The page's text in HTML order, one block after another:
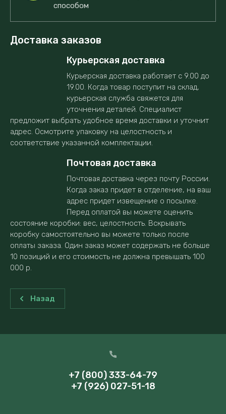
способом
Доставка заказов
Курьерская доставка
Курьерская доставка работает с 9.00 до
19.00. Когда товар поступит на склад,
курьерская служба свяжется для
уточнения деталей. Специалист
предложит выбрать удобное время доставки и уточнит
адрес. Осмотрите упаковку на целостность и
соответствие указанной комплектации.
Почтовая доставка
Почтовая доставка через почту России.
Когда заказ придет в отделение, на ваш
адрес придет извещение о посылке.
Перед оплатой вы можете оценить
состояние коробки: вес, целостность. Вскрывать
коробку самостоятельно вы можете только после
оплаты заказа. Один заказ может содержать не больше
10 позиций и его стоимость не должна превышать 100
000 р.
Назад
+7 (800) 333-64-79
+7 (926) 027-51-18